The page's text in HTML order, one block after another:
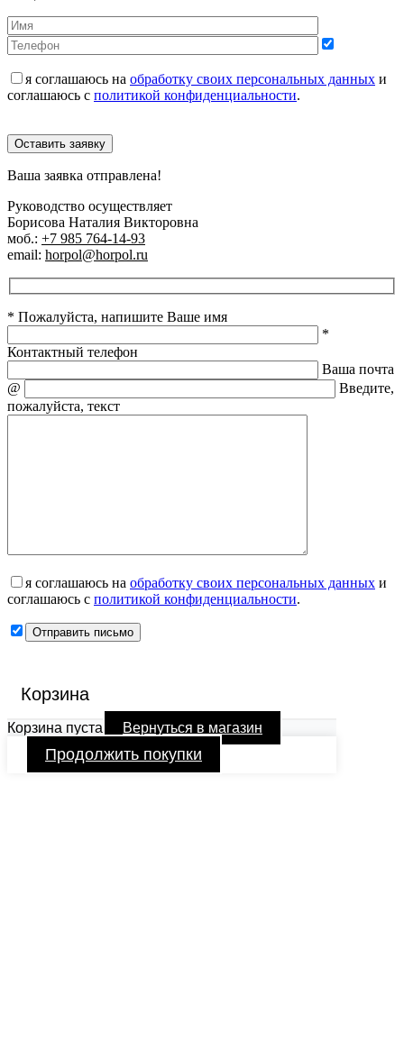
я соглашаюсь на обработку своих персональных данных и
соглашаюсь с политикой конфиденциальности.
Оставить заявку
Ваша заявка отправлена!
Руководство осуществляет
Борисова Наталия Викторовна
моб.: +7 985 764-14-93
email: horpol@horpol.ru
* Пожалуйста, напишите Ваше имя
*
Контактный телефон
Ваша почта
@
Введите,
пожалуйста, текст
я соглашаюсь на обработку своих персональных данных и
соглашаюсь с политикой конфиденциальности.
Корзина
Корзина пуста Вернуться в магазин
Продолжить покупки